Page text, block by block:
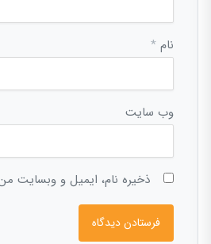
نام*
وب‌ سایت
ذخیره نام، ایمیل و وبسایت